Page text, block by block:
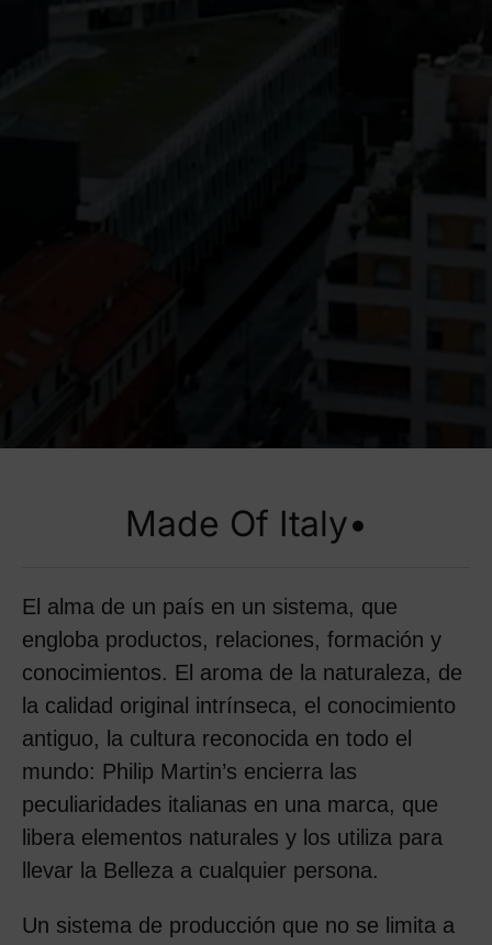
Made Of Italy•
El alma de un país en un sistema, que
engloba productos, relaciones, formación y
conocimientos. El aroma de la naturaleza, de
la calidad original intrínseca, el conocimiento
antiguo, la cultura reconocida en todo el
mundo: Philip Martin’s encierra las
peculiaridades italianas en una marca, que
libera elementos naturales y los utiliza para
llevar la Belleza a cualquier persona.
Un sistema de producción que no se limita a